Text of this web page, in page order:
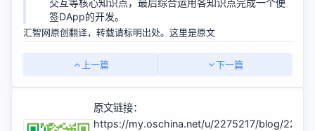
交互等核心知识点，最后综合运用各知识点完成一个便
签DApp的开发。
汇智网原创翻译，转载请标明出处。这里是原文
上一篇 下一篇
原文链接：
https://my.oschina.net/u/2275217/blog/